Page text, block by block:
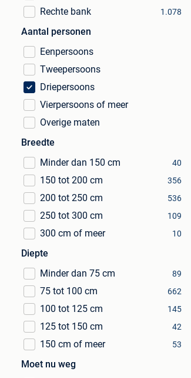
Rechte bank 1.078
Aantal personen
Eenpersoons
Tweepersoons
Driepersoons
Vierpersoons of meer
Overige maten
Breedte
Minder dan 150 cm
40
150 tot 200 cm 356
200 tot 250 cm 536
250 tot 300 cm 109
300 cm of meer 10
Diepte
Minder dan 75 cm
89
75 tot 100 cm 662
100 tot 125 cm 145
125 tot 150 cm 42
150 cm of meer 53
Moet nu weg